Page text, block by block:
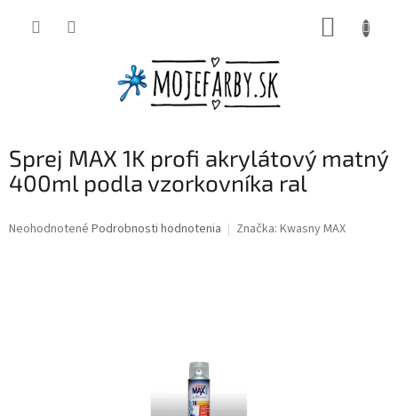
Sprej MAX 1K profi akrylátový matný
400ml podla vzorkovníka ral
Priemerné
Neohodnotené Podrobnosti hodnotenia Značka: Kwasny MAX